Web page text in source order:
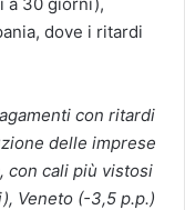
dove i ritardi
con ritardi
delle imprese
con cali più vistosi
Veneto (-3,5 p.p.)